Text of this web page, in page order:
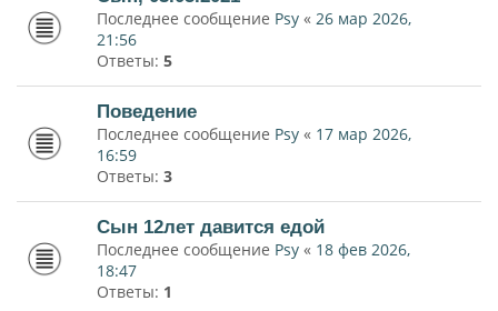
Последнее сообщение Psy « 26 мар 2026,
21:56
Ответы: 5
Поведение
Последнее сообщение Psy « 17 мар 2026,
16:59
Ответы: 3
Сын 12лет давится едой
Последнее сообщение Psy « 18 фев 2026,
18:47
Ответы: 1